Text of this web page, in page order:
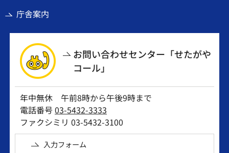
庁舎案内
お問い合わせセンター「せたがや
コール」
年中無休 午前8時から午後9時まで
電話番号03-5432-3333
ファクシミリ 03-5432-3100
入力フォーム